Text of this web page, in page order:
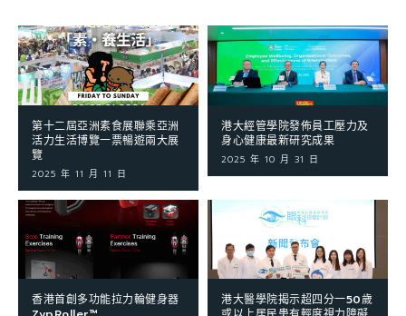
第十二屆亞洲素食展聯乘亞洲
活力生活博覽一票暢遊兩大展
覽
2025 年 11 月 11 日
港大經管學院發佈員工壓力及
身心健康最新研究成果
2025 年 10 月 31 日
香港首創多功能拉力輪健身器
港大醫學院揭示超四分一50歲